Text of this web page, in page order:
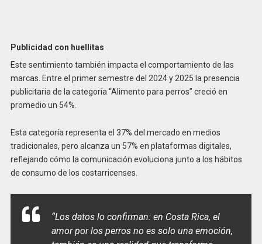
Publicidad con huellitas
Este sentimiento también impacta el comportamiento de las
marcas. Entre el primer semestre del 2024 y 2025 la presencia
publicitaria de la categoría “Alimento para perros” creció en
promedio un 54%.
Esta categoría representa el 37% del mercado en medios
tradicionales, pero alcanza un 57% en plataformas digitales,
reflejando cómo la comunicación evoluciona junto a los hábitos
de consumo de los costarricenses.
“Los datos lo confirman: en Costa Rica, el
amor por los perros no es solo una emoción,